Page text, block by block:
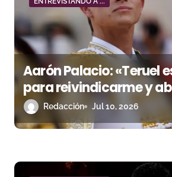
d
a
s
Aarón Palacio: «Teruel
para reivindicarme y
hueco»
Redacción Jul 10, 2026